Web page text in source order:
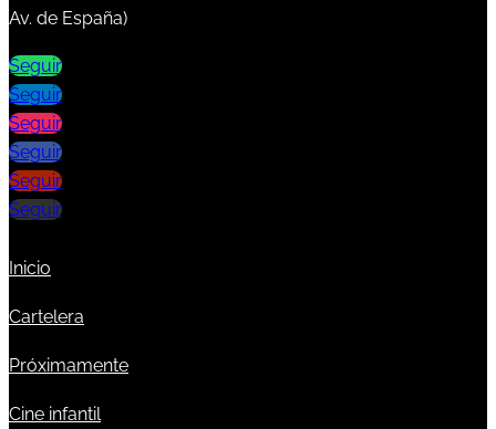
Av. de España)
Seguir
Seguir
Seguir
Seguir
Seguir
Seguir
Inicio
Cartelera
Próximamente
Cine infantil